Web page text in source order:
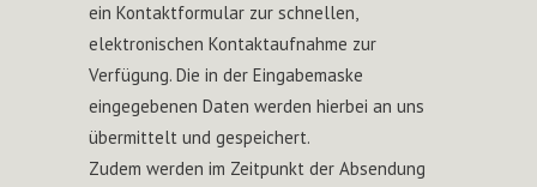
ein Kontaktformular zur schnellen,
elektronischen Kontaktaufnahme zur
Verfügung. Die in der Eingabemaske
eingegebenen Daten werden hierbei an uns
übermittelt und gespeichert.
Zudem werden im Zeitpunkt der Absendung